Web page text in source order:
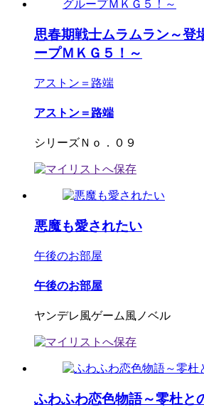
思春期戦士ムラムラン～登
ープＭＫＧ５！～
アストン＝路端
アストン＝路端
シリーズＮｏ．０９
悪魔も愛されたい
午後のお部屋
午後のお部屋
ヤンデレ風ゲーム風ノベル
ふわふわ恋色物語～零杜と